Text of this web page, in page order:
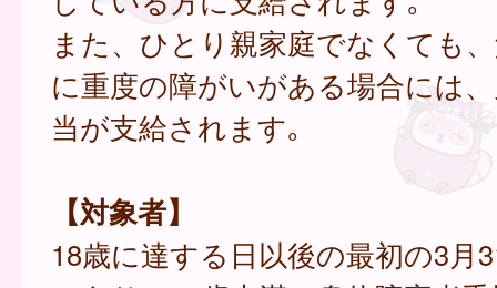
また、ひとり親家庭でなくても
に重度の障がいがある場合には
当が支給されます｡
【対象者】
18歳に達する日以後の最初の3月